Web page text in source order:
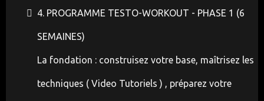
4. PROGRAMME TESTO-WORKOUT - PHASE 1 (6
SEMAINES)
La fondation : construisez votre base, maîtrisez les
techniques ( Video Tutoriels ) , préparez votre